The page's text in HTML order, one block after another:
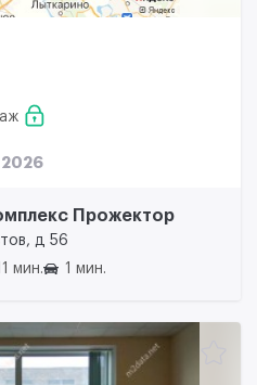
2026
Прожектор
д 56
мин. 1 мин.